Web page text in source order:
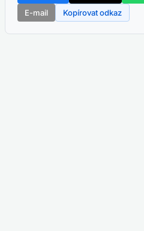
E-mail
Kopírovat odkaz